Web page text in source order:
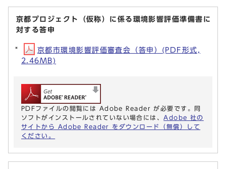
京都プロジェクト（仮称）に係る環境影響評価準備書に
対する答申
京都市環境影響評価審査会（答申）(PDF形式,
2.46MB)
PDFファイルの閲覧には Adobe Reader が必要です。同
ソフトがインストールされていない場合には、 Adobe 社の
サイトから Adobe Reader をダウンロード（無償）して
ください。